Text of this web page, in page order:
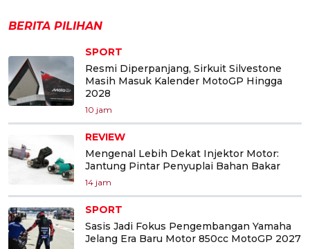
BERITA PILIHAN
SPORT
Resmi Diperpanjang, Sirkuit Silvestone
Masih Masuk Kalender MotoGP Hingga
2028
10 jam
REVIEW
Mengenal Lebih Dekat Injektor Motor:
Jantung Pintar Penyuplai Bahan Bakar
14 jam
SPORT
Sasis Jadi Fokus Pengembangan Yamaha
Jelang Era Baru Motor 850cc MotoGP 2027